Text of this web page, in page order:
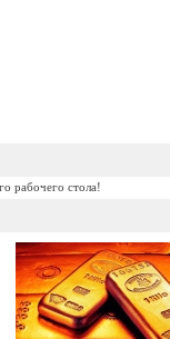
рабочего стола!